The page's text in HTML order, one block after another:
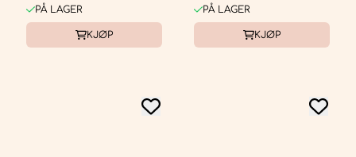
PÅ LAGER
KJØP
PÅ LAGER
KJØP